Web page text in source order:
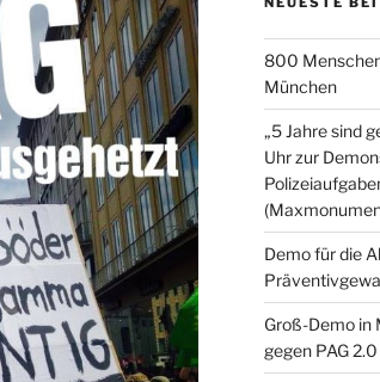
800
München
„5 Jahre sind
Uhr zur
Demo für die
Groß-Demo in
gegen PAG 2.0